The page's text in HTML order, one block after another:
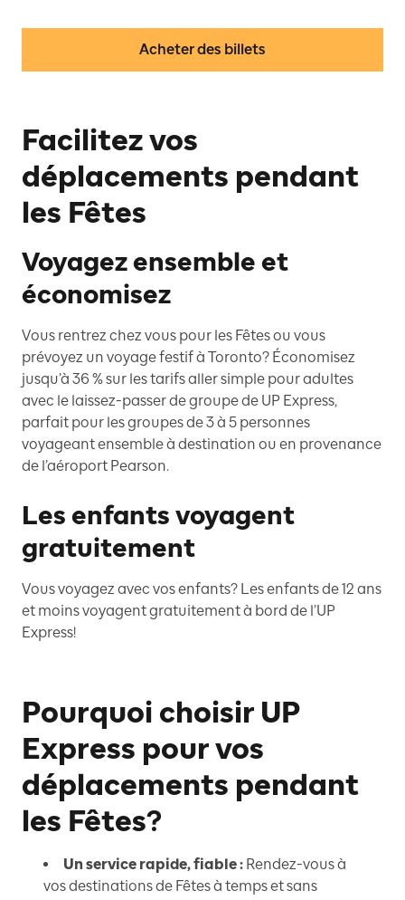
Acheter des billets
Facilitez vos
déplacements pendant
les Fêtes
Voyagez ensemble et
économisez
Vous rentrez chez vous pour les Fêtes ou vous
prévoyez un voyage festif à Toronto? Économisez
jusqu’à 36 % sur les tarifs aller simple pour adultes
avec le laissez-passer de groupe de UP Express,
parfait pour les groupes de 3 à 5 personnes
voyageant ensemble à destination ou en provenance
de l’aéroport Pearson.
Les enfants voyagent
gratuitement
Vous voyagez avec vos enfants? Les enfants de 12 ans
et moins voyagent gratuitement à bord de l’UP
Express!
Pourquoi choisir UP
Express pour vos
déplacements pendant
les Fêtes?
Un service rapide, fiable : Rendez-vous à
vos destinations de Fêtes à temps et sans